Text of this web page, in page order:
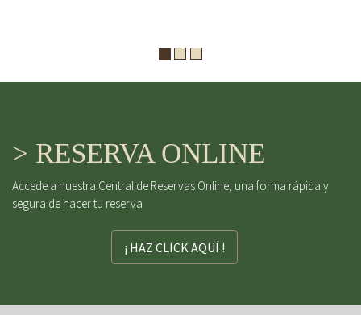
> RESERVA ONLINE
Accede a nuestra Central de Reservas Online, una forma rápida y
segura de hacer tu reserva
¡ HAZ CLICK AQUÍ !